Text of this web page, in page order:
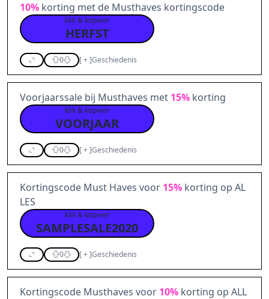
10% korting met de Musthaves kortingscode
klik & kopieer
HERFST
0 [+]Geschiedenis
Voorjaarssale bij Musthaves met 15% korting
klik & kopieer
VOORJAAR
0 [+]Geschiedenis
Kortingscode Must Haves voor 15% korting op AL
LES
klik & kopieer
SAMPLESALE2020
0 [+]Geschiedenis
Kortingscode Musthaves voor 10% korting op ALL